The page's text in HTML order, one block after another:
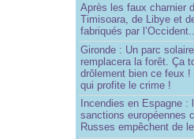
Après les faux charnier
Timisoara, de Libye et
fabriqués par l’Occident...
Gironde : Un parc
remplacera la forêt. Ça
drôlement bien ce feux
qui profite le crime !
Incendies en Espagne :
sanctions européennes
Russes empêchent de